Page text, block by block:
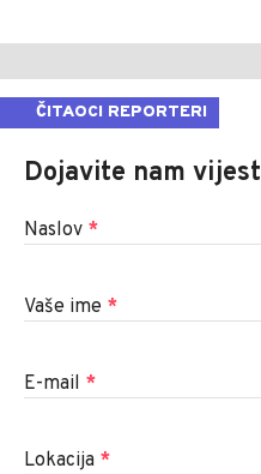
ČITAOCI REPORTERI
Dojavite nam vijest
Naslov *
Vaše ime *
E-mail *
Lokacija *